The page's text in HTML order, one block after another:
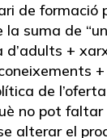
de formació
la suma de
d’adults +
de
no pot faltar
alterar el